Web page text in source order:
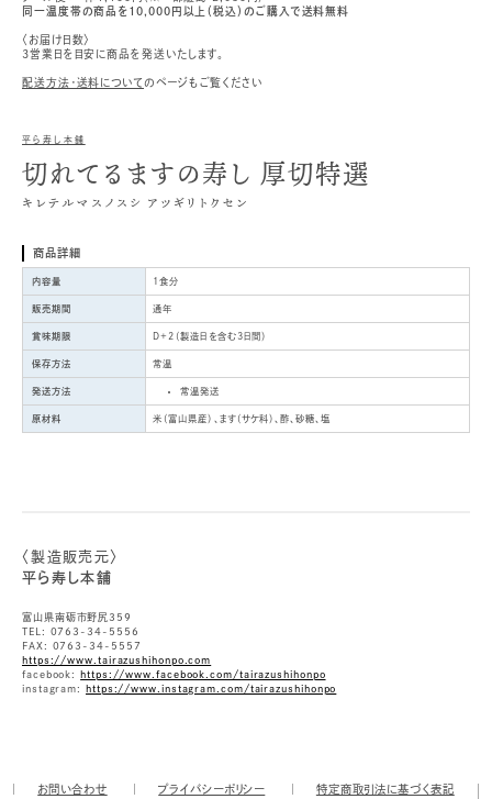
同一温度帯の商品を10,000円以上（税込）のご購入で送料無料
〈お届け日数〉
3営業日を目安に商品を発送いたします。
配送方法・送料についてのページもご覧ください
平ら寿し本舗
切れてるますの寿し 厚切特選
キレテルマスノスシ アツギリトクセン
商品詳細
内容量 1食分
販売期間 通年
賞味期限 D+2（製造日を含む3日間）
保存方法 常温
発送方法 常温発送
原材料 米（富山県産）、ます（サケ科）、酢、砂糖、塩
〈製造販売元〉
平ら寿し本舗
富山県南砺市野尻359
TEL: 0763-34-5556
FAX: 0763-34-5557
https://www.tairazushihonpo.com
facebook: https://www.facebook.com/tairazushihonpo
instagram:
https://www.instagram.com/tairazushihonpo
お問い合わせ プライバシーポリシー 特定商取引法に基づく表記